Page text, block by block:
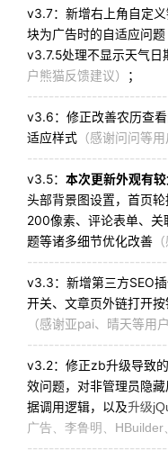
v3.7：新增右上角自定
块为广告时的自适应问题
v3.7.5处理不显示天气日
户熊猫反馈建议）
；
v3.6：修正改善农历查
适应样式 （感谢问问等
v3.5： 本次更新外观有
头部背景图设置，首页
200像素、评论表单、关
题等诸多细节优化改善
v3.3：新增第三方SEO
开关、文章页外链打开
（感谢亚pai、晴天等用
v3.2：修正zb升级导致
效问题，对非管理员隐藏
据调用逻辑，以及升级
广告、李鲁明、HBuilder